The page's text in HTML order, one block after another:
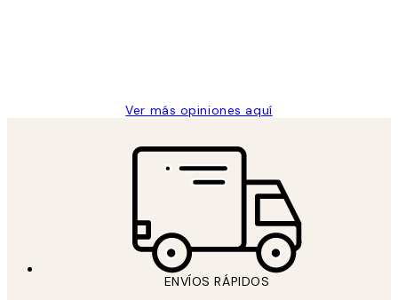
Ver más opiniones aquí
ENVÍOS RÁPIDOS